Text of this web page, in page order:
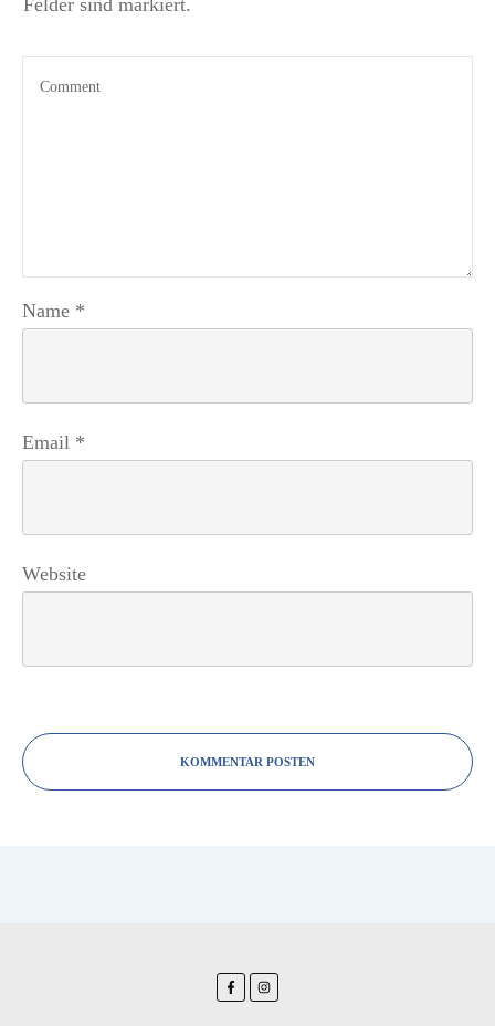
Felder sind markiert.
Name *
Email *
Website
KOMMENTAR POSTEN